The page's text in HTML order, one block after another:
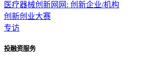
医疗器械创新网网: 创新企业/机构
创新创业大赛
专访
投融资服务